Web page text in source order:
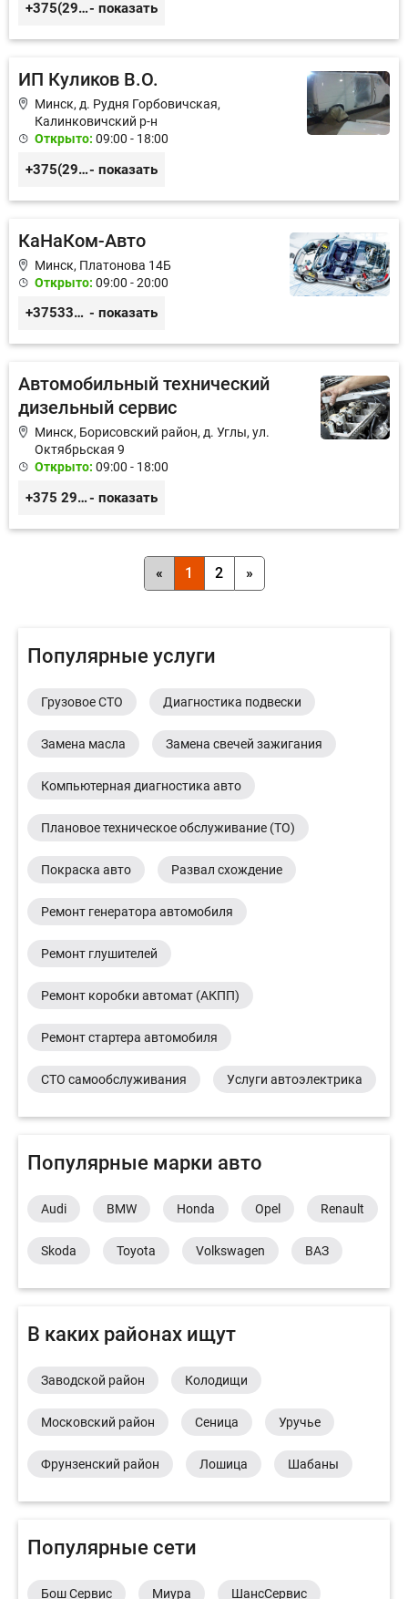
+375(29)395-31-31- показать
ИП Куликов В.О.
Минск, д. Рудня Горбовичская,
Калинковичский р-н
Открыто: 09:00 - 18:00
+375(29)214-01-78- показать
КаНаКом-Авто
Минск, Платонова 14Б
Открыто: 09:00 - 20:00
+375336756676 - показать
Автомобильный технический
дизельный сервис
Минск, Борисовский район, д. Углы, ул.
Октябрьская 9
Открыто: 09:00 - 18:00
+375 29 3217422; +375 29 6130364- показать
« 1 2 »
Популярные услуги
Грузовое СТО Диагностика подвески
Замена масла Замена свечей зажигания
Компьютерная диагностика авто
Плановое техническое обслуживание (ТО)
Покраска авто Развал схождение
Ремонт генератора автомобиля
Ремонт глушителей
Ремонт коробки автомат (АКПП)
Ремонт стартера автомобиля
СТО самообслуживания Услуги автоэлектрика
Популярные марки авто
Audi BMW Honda Opel Renault
Skoda Toyota Volkswagen ВАЗ
В каких районах ищут
Заводской район Колодищи
Московский район Сеница Уручье
Фрунзенский район Лошица Шабаны
Популярные сети
Бош Сервис Миура ШансСервис